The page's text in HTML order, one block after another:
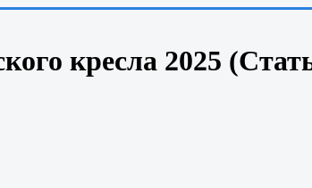
кресла 2025